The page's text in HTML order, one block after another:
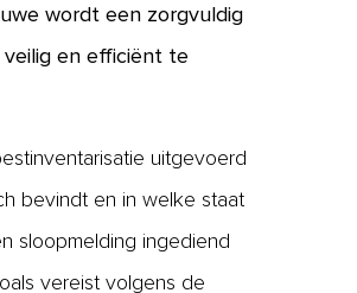
wordt een zorgvuldig
en efficiënt te
uitgevoerd
bevindt en in welke staat
sloopmelding ingediend
vereist volgens de